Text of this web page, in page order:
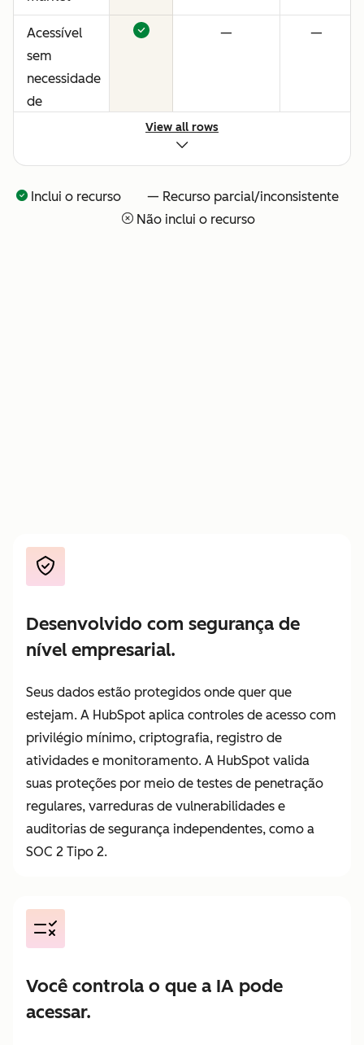
Acessível
sem
necessidade
de
configuração
técnica
— —
—
View all rows
Inclui o recurso — Recurso parcial/inconsistente
Não inclui o recurso
Desenvolvido com segurança de
nível empresarial.
Seus dados estão protegidos onde quer que
estejam. A HubSpot aplica controles de acesso com
privilégio mínimo, criptografia, registro de
atividades e monitoramento. A HubSpot valida
suas proteções por meio de testes de penetração
regulares, varreduras de vulnerabilidades e
auditorias de segurança independentes, como a
SOC 2 Tipo 2.
Você controla o que a IA pode
acessar.